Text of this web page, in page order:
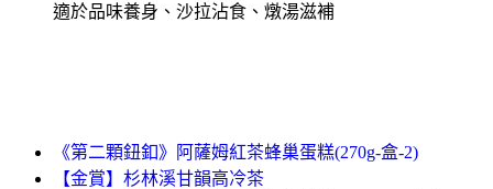
適於品味養身、沙拉沾食、燉湯滋補
《第二顆鈕釦》阿薩姆紅茶蜂巢蛋糕(270g-盒-2)
【金賞】杉林溪甘韻高冷茶